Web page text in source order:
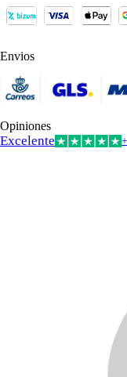
Envios
Opiniones
Excelente